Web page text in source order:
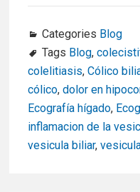
b
o
o
e
d
I
Categories Blog
Tags Blog,
colelitiasis, Cólico
cólico, dolor en
Ecografía hígado,
inflamacion de la
vesicula biliar,